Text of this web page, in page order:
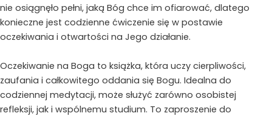
nie osiągnęło pełni, jaką Bóg chce im ofiarować, dlatego
konieczne jest codzienne ćwiczenie się w postawie
oczekiwania i otwartości na Jego działanie.
Oczekiwanie na Boga to książka, która uczy cierpliwości,
zaufania i całkowitego oddania się Bogu. Idealna do
codziennej medytacji, może służyć zarówno osobistej
refleksji, jak i wspólnemu studium. To zaproszenie do